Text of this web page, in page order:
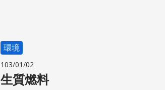
環境
103/01/02
生質燃料